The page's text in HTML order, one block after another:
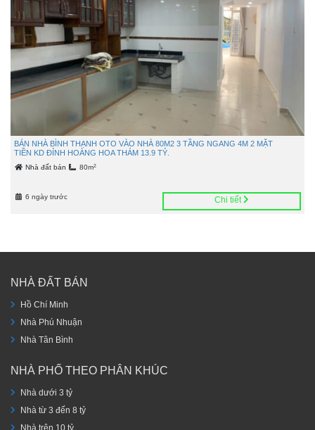
BÁN NHÀ BÌNH THẠNH OTO VÀO NHÀ 80M2 3 TẦNG NGANG 4M 2 MẶT
TIỀN KD ĐỈNH HOÀNG HOA THÁM 13.9 TỶ.
Nhà đất bán 80m2
6 ngày trước Chi tiết
NHÀ ĐẤT BÁN
Hồ Chí Minh
Nhà Phú Nhuận
Nhà Tân Bình
NHÀ PHỐ THEO PHÂN KHÚC
Nhà dưới 3 tỷ
Nhà từ 3 đến 8 tỷ
Nhà trên 10 tỷ